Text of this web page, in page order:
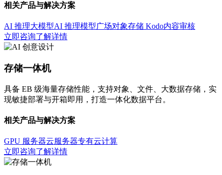
相关产品与解决方案
AI 推理大模型AI 推理模型广场对象存储 Kodo内容审核
立即咨询了解详情
存储一体机
具备 EB 级海量存储性能，支持对象、文件、大数据存储，实
现敏捷部署与开箱即用，打造一体化数据平台。
相关产品与解决方案
GPU 服务器云服务器专有云计算
立即咨询了解详情